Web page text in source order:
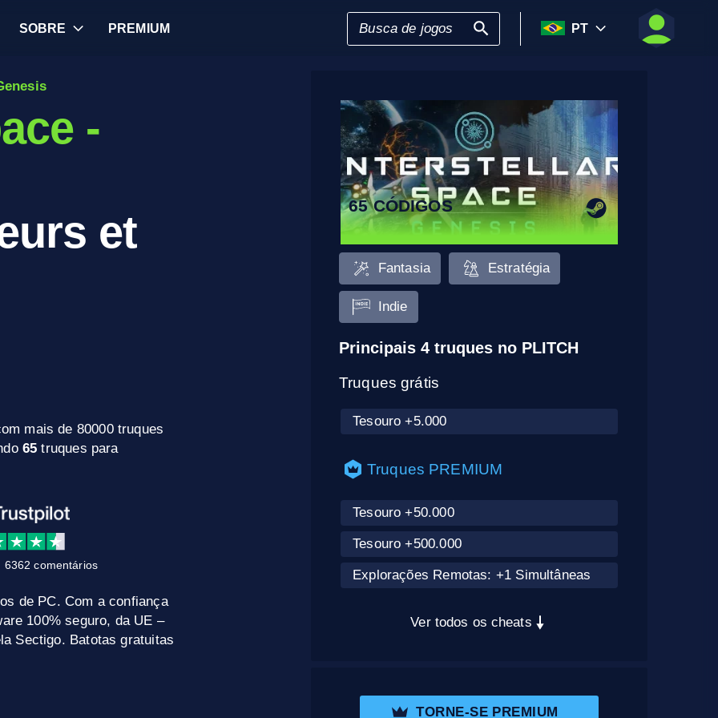
SOBRE PREMIUM PT
-
et
mais de 80000 truques
65 truques para
6362 comentários
de PC. Com a confiança
100% seguro, da UE –
Sectigo. Batotas gratuitas
65 CÓDIGOS
Fantasia Estratégia
Indie
Principais 4 truques no PLITCH
Truques grátis
Tesouro +5.000
Truques PREMIUM
Tesouro +50.000
Tesouro +500.000
Explorações Remotas: +1 Simultâneas
Ver todos os cheats
TORNE-SE PREMIUM